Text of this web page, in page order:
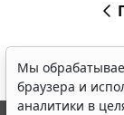
Мы
браузера и
аналитики в